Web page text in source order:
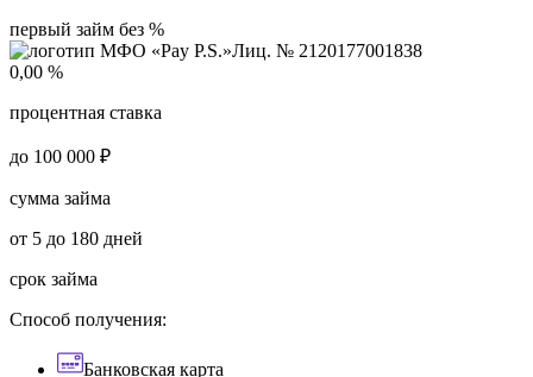
первый займ без %
Лиц. № 2120177001838
0,00 %
процентная ставка
до 100 000 ₽
сумма займа
от 5 до 180 дней
срок займа
Способ получения:
Банковская карта